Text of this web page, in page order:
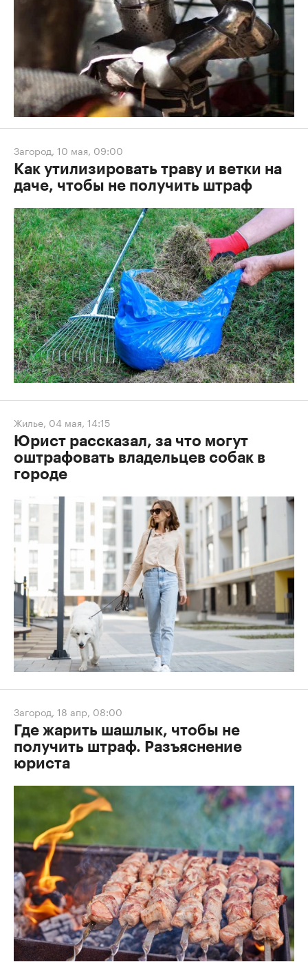
Загород, 10 мая, 09:00
Как утилизировать траву и ветки на
даче, чтобы не получить штраф
Жилье, 04 мая, 14:15
Юрист рассказал, за что могут
оштрафовать владельцев собак в
городе
Загород, 18 апр, 08:00
Где жарить шашлык, чтобы не
получить штраф. Разъяснение
юриста